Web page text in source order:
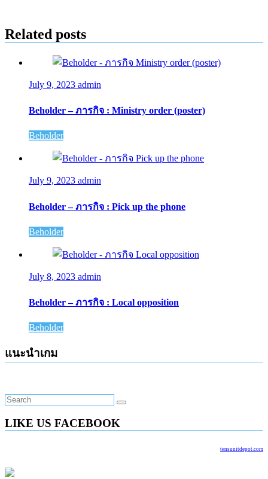
Related posts
July 9, 2023 admin
Beholder – ภารกิจ : Ministry order (poster)
Beholder
July 9, 2023 admin
Beholder – ภารกิจ : Pick up the phone
Beholder
July 8, 2023 admin
Beholder – ภารกิจ : Local opposition
Beholder
แนะนำเกม
LIKE US FACEBOOK
tensunitdepot.com